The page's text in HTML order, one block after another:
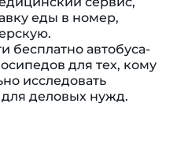
еды в номер,
бесплатно автобуса-
для тех, кому
исследовать
для деловых нужд.